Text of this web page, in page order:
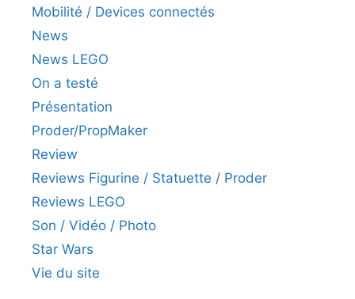
Mobilité / Devices connectés
News
News LEGO
On a testé
Présentation
Proder/PropMaker
Review
Reviews Figurine / Statuette / Proder
Reviews LEGO
Son / Vidéo / Photo
Star Wars
Vie du site